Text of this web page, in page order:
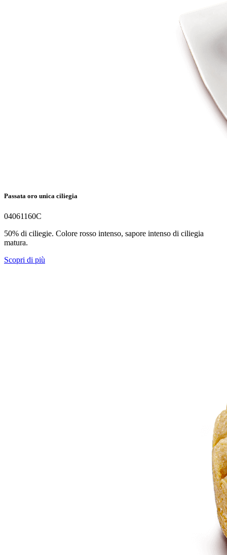
Passata oro unica ciliegia
04061160C
50% di ciliegie. Colore rosso intenso, sapore intenso di ciliegia
matura.
Scopri di più